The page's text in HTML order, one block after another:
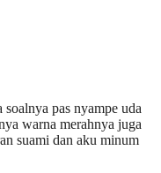
pas nyampe uda
warna merahnya juga
suami dan aku minum